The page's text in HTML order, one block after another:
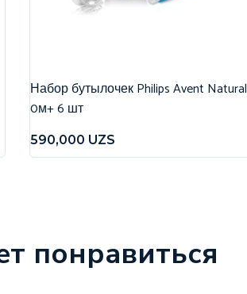
Набор бутылочек Philips Avent Natural
0м+ 6 шт
590,000 UZS
понравиться